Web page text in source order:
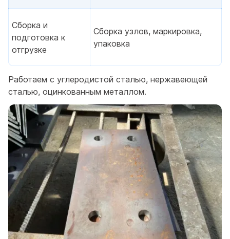
Сборка и
подготовка к
отгрузке
Сборка узлов, маркировка,
упаковка
Работаем с углеродистой сталью, нержавеющей
сталью, оцинкованным металлом.